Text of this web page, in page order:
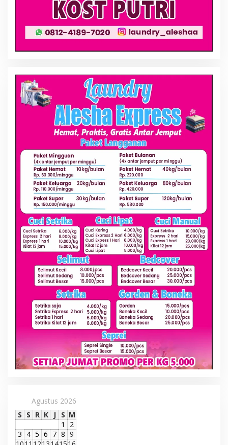
Agustus 2026
S S R K J S M
1
2
3 4 5 6 7 8 9